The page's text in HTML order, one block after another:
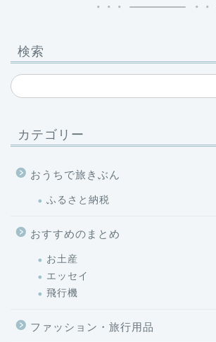
検索
カテゴリー
おうちで旅きぶん
ふるさと納税
おすすめのまとめ
お土産
エッセイ
飛行機
ファッション・旅行用品